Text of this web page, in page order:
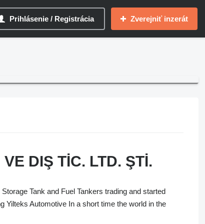
Prihlásenie / Registrácia Zverejniť inzerát
DIŞ TİC. LTD. ŞTİ.
Tank and Fuel Tankers trading and started
Yilteks Automotive In a short time the world in the